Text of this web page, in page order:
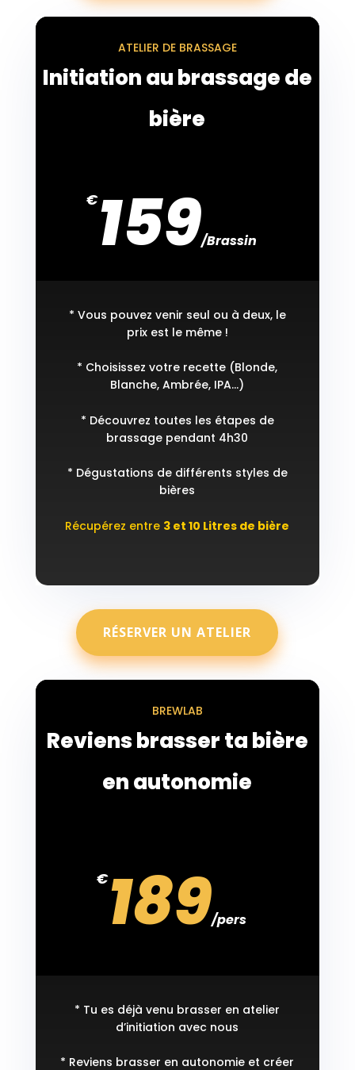
ATELIER DE BRASSAGE
Initiation au brassage de
bière
€159/Brassin
* Vous pouvez venir seul ou à deux, le
prix est le même !
* Choisissez votre recette (Blonde,
Blanche, Ambrée, IPA…)
* Découvrez toutes les étapes de
brassage pendant 4h30
* Dégustations de différents styles de
bières
Récupérez entre 3 et 10 Litres de bière
RÉSERVER UN ATELIER
BREWLAB
Reviens brasser ta bière
en autonomie
€189/pers
* Tu es déjà venu brasser en atelier
d’initiation avec nous
* Reviens brasser en autonomie et créer